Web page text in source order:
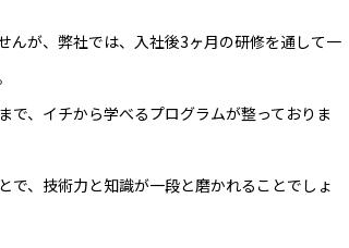
んが、弊社では、入社後3ヶ月の研修を通して一
、イチから学べるプログラムが整っておりま
、技術力と知識が一段と磨かれることでしょ